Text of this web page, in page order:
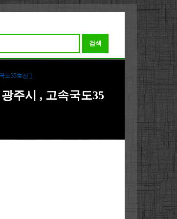
검색
도35호선 ]
주시 , 고속국도35